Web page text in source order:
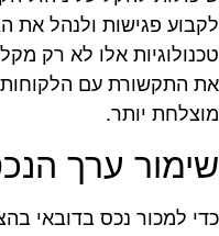
פגישות ולנהל את
אלו לא רק
התקשורת עם הלקוחות,
יותר.
ערך
למכור נכס בדובאי